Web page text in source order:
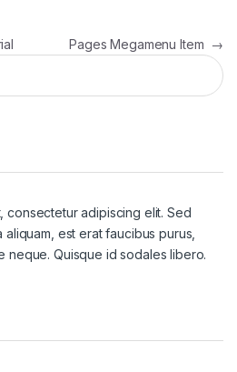
Pages Megamenu Item →
consectetur adipiscing elit. Sed
est erat faucibus purus,
neque. Quisque id sodales libero.